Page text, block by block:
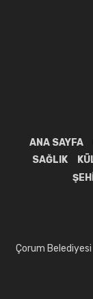
ANA SAYFA
SAĞLIK
Çorum